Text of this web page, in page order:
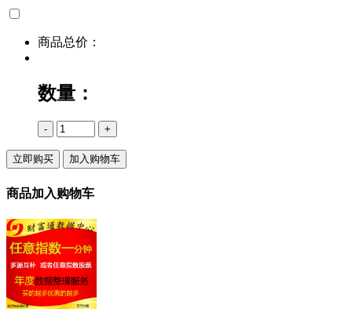
商品总价：
数量：
- +
立即购买 加入购物车
商品加入购物车